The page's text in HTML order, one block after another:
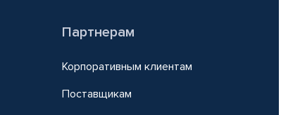
Партнерам
Корпоративным клиентам
Поставщикам